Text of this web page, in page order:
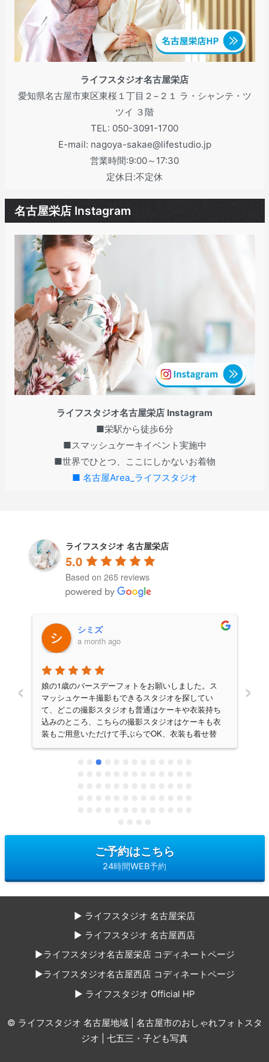
ライフスタジオ名古屋栄店
愛知県名古屋市東区東桜１丁目２−２１ ラ・シャンテ・ツ
ツイ ３階
TEL: 050-3091-1700
E-mail: nagoya-sakae@lifestudio.jp
営業時間:9:00～17:30
定休日:不定休
名古屋栄店 Instagram
ライフスタジオ名古屋栄店 Instagram
■栄駅から徒歩𝟨分
■スマッシュケーキイベント実施中
■世界でひとつ、ここにしかないお着物
■ 名古屋Area_ライフスタジオ
ライフスタジオ 名古屋栄店
5.0
Based on 265 reviews
須山理恵
a month ago
娘の成人式でお世話になりました。お出迎えからお
見送りまでとにかく楽しい時間を提供して頂きまし
た！出来上がりも迅速に対応していただき離れて暮
らす娘との写真をすぐに見れて寂しさを忘れさせて
くれます。もちろん出来映えも大満足の仕上がりで
スタジオさんで本当に良かった！ここを探して選ん
‹ ›
ご予約はこちら
24時間WEB予約
▶ ライフスタジオ 名古屋栄店
▶ ライフスタジオ 名古屋西店
▶ライフスタジオ名古屋栄店 コディネートページ
▶ライフスタジオ名古屋西店 コディネートページ
▶ ライフスタジオ Official HP
© ライフスタジオ 名古屋地域 | 名古屋市のおしゃれフォトスタ
ジオ | 七五三・子ども写真